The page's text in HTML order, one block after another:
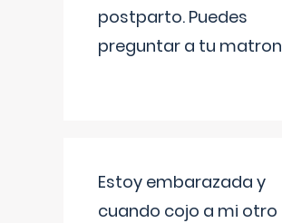
postparto. Puedes
preguntar a tu matron
Estoy embarazada y
cuando cojo a mi otro